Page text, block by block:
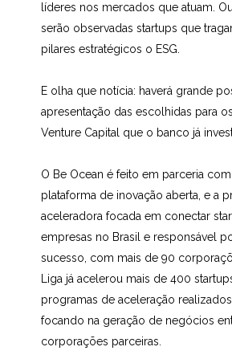
líderes nos mercados que atuam.
serão observadas startups que
pilares estratégicos o ESG.
E olha que notícia: haverá grande
apresentação das escolhidas para
Venture Capital que o banco já
O Be Ocean é feito em parceria
plataforma de inovação aberta, e a
aceleradora focada em conectar
empresas no Brasil e responsável
sucesso, com mais de 90
Liga já acelerou mais de 400
programas de aceleração
focando na geração de negócios
corporações parceiras.